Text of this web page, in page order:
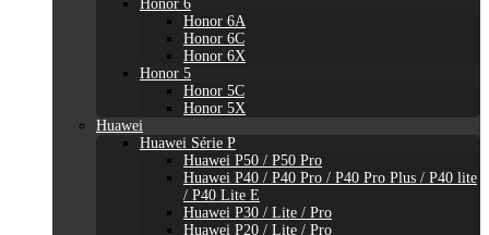
Honor 6
Honor 6A
Honor 6C
Honor 6X
Honor 5
Honor 5C
Honor 5X
Huawei
Huawei Série P
Huawei P50 / P50 Pro
Huawei P40 / P40 Pro / P40 Pro Plus / P40 lite
/ P40 Lite E
Huawei P30 / Lite / Pro
Huawei P20 / Lite / Pro